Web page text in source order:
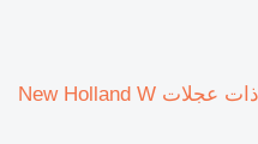
مبرد الزيت Oil radiator لـ جرافة ذات عجلات New Holland W